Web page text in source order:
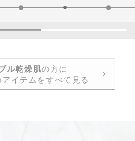
ル乾燥肌の方に
イテムをすべて見る